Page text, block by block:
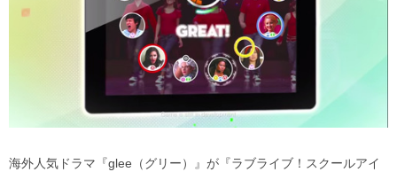
海外人気ドラマ『glee（グリー）』が『ラブライブ！スクールアイ